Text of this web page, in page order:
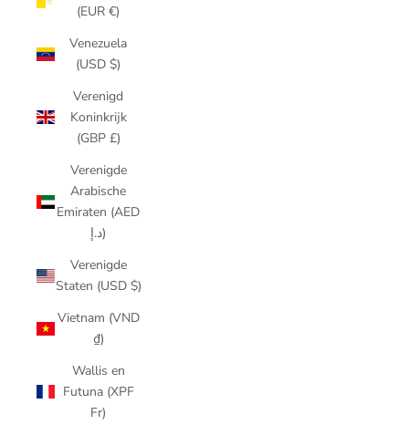
(EUR €)
Venezuela
(USD $)
Verenigd
Koninkrijk
(GBP £)
Verenigde
Arabische
Emiraten (AED
د.إ)
Verenigde
Staten (USD $)
Vietnam (VND
₫)
Wallis en
Futuna (XPF
Fr)